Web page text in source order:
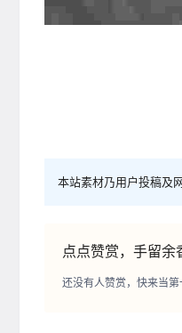
本站素材乃用户投稿及
点点赞赏，手留余
还没有人赞赏，快来当第